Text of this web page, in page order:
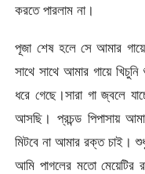
করতে পারলাম না।
পূজা শেষ হলে সে আমার
সাথে সাথে আমার গায়ে
ধরে গেছে।সারা গা জ্বলে
আসছি। প্রচন্ড পিপাসায়
মিটবে না আমার রক্ত চাই।
আমি পাগলের মতো মেয়েটির